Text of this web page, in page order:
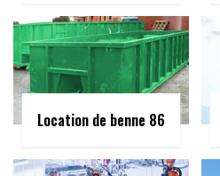
Location de benne 86